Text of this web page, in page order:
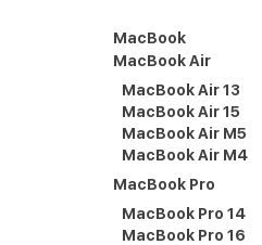
MacBook
MacBook Air
MacBook Air 13
MacBook Air 15
MacBook Air M5
MacBook Air M4
MacBook Pro
MacBook Pro 14
MacBook Pro 16